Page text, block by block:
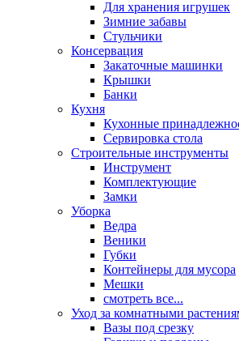
Для хранения игрушек
Зимние забавы
Стульчики
Консервация
Закаточные машинки
Крышки
Банки
Кухня
Кухонные
Сервировка стола
Строительные инструменты
Инструмент
Комплектующие
Замки
Уборка
Ведра
Веники
Губки
Контейнеры для мусора
Мешки
смотреть все...
Уход за комнатными
Вазы под срезку